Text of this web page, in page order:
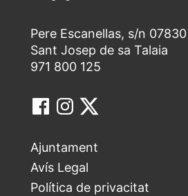
Pere Escanellas, s/n 07830
Sant Josep de sa Talaia
971 800 125
Ajuntament
Avís Legal
Política de privacitat